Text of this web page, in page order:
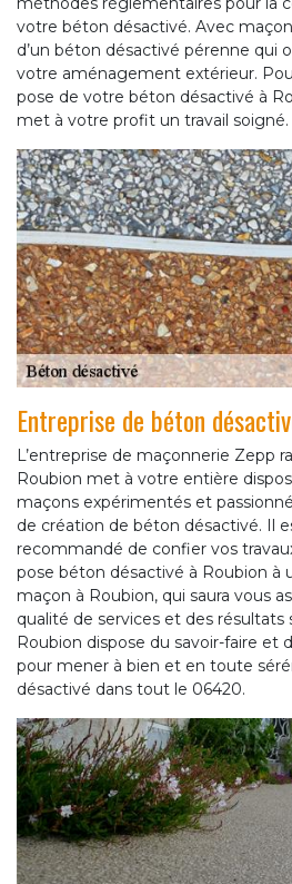
votre béton désactivé. Avec
d’un béton désactivé pérenne qui
votre aménagement extérieur.
pose de votre béton désactivé à
met à votre profit un travail soigné.
Entreprise de béton
L’entreprise de maçonnerie Zepp
Roubion met à votre entière
maçons expérimentés et
de création de béton désactivé. Il
recommandé de confier vos
pose béton désactivé à Roubion à
maçon à Roubion, qui saura vous
qualité de services et des résultats
Roubion dispose du savoir-faire et
pour mener à bien et en toute
désactivé dans tout le 06420.